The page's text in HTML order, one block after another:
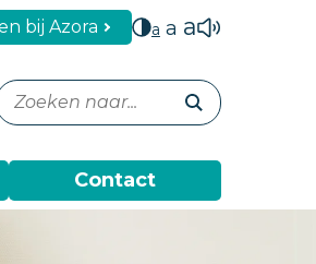
bij Azora a a a
Contact